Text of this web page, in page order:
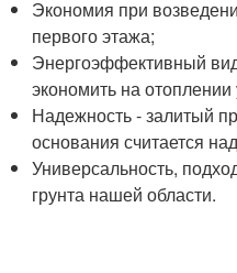
Экономия при
первого этажа;
Энергоэффективный
экономить на
Надежность - залитый
основания считается
Универсальность,
грунта нашей области.